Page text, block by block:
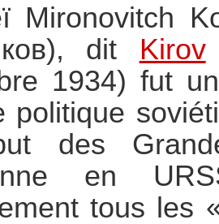
Mironovitch
dit Kirov
1934) fut
politique
des
en
tous les